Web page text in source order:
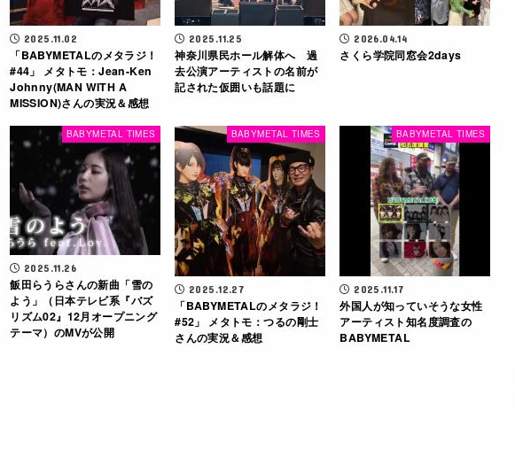
2025.11.02
「BABYMETALのメタラジ！
#44」 メタトモ：Jean-Ken
Johnny(MAN WITH A
MISSION)さんの実況＆感想
2025.11.25
神奈川県民ホール解体へ 過
去公演アーティストの名前が
記された仮囲いも話題に
2026.04.14
さくら学院同窓会2days
BABYMETAL TIMES
2025.11.26
飯田らうらさんの新曲「雪の
よう」（日本テレビ系『バズ
リズム02』12月オープニング
テーマ）のMVが公開
BABYMETAL TIMES
2025.12.27
「BABYMETALのメタラジ！
#52」 メタトモ：つるの剛士
さんの実況＆感想
BABYMETAL TIMES
2025.11.17
外国人が知っていそうな女性
アーティスト知名度調査の
BABYMETAL